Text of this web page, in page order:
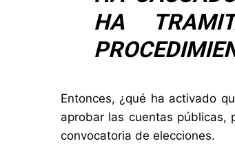
HA
Entonces, ¿qué ha activado
aprobar las cuentas públicas,
convocatoria de elecciones.